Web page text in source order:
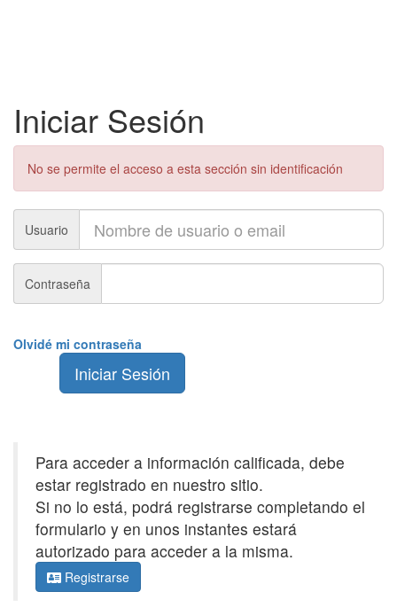
Iniciar Sesión
No se permite el acceso a esta sección sin identificación
Usuario
Contraseña
Olvidé mi contraseña
Iniciar Sesión
Para acceder a información calificada, debe
estar registrado en nuestro sitio.
Si no lo está, podrá registrarse completando el
formulario y en unos instantes estará
autorizado para acceder a la misma.
Registrarse